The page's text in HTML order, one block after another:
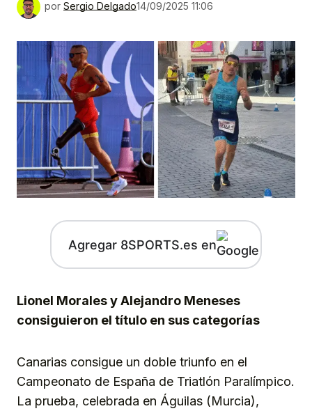
por Sergio Delgado14/09/2025 11:06
Agregar 8SPORTS.es en
Lionel Morales y Alejandro Meneses
consiguieron el título en sus categorías
Canarias consigue un doble triunfo en el
Campeonato de España de Triatlón Paralímpico.
La prueba, celebrada en Águilas (Murcia),